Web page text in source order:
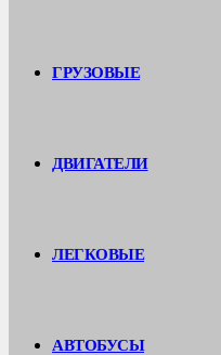
ГРУЗОВЫЕ
ДВИГАТЕЛИ
ЛЕГКОВЫЕ
АВТОБУСЫ